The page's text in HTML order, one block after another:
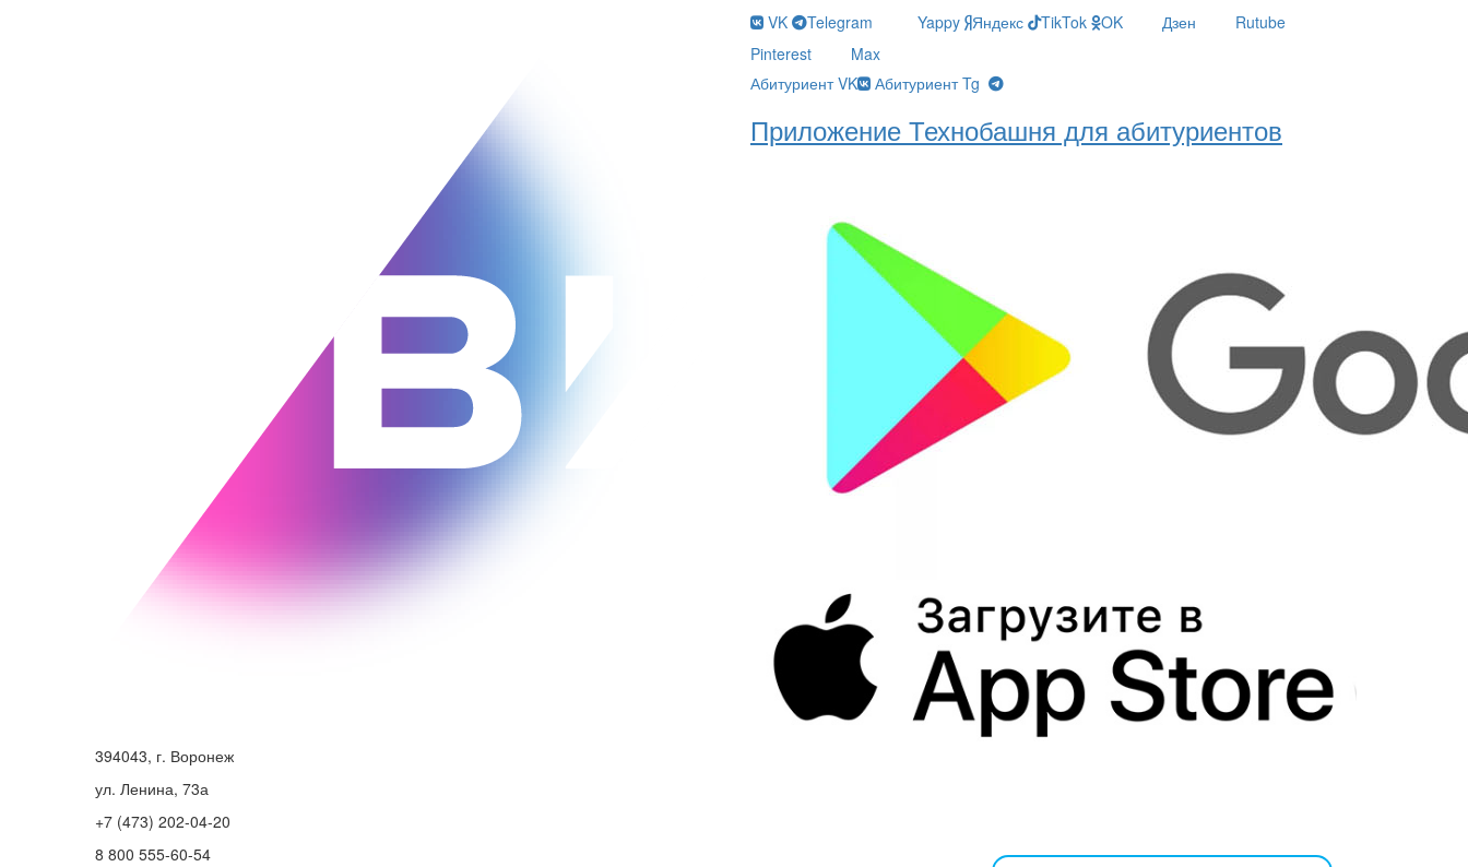
394043, г. Воронеж
ул. Ленина, 73а
+7 (473) 202-04-20
8 800 555-60-54
VK Telegram Yappy Яндекс TikTok OK Дзен
Rutube
Pinterest
Max
Абитуриент VK
Абитуриент Tg
Приложение Технобашня для абитуриентов